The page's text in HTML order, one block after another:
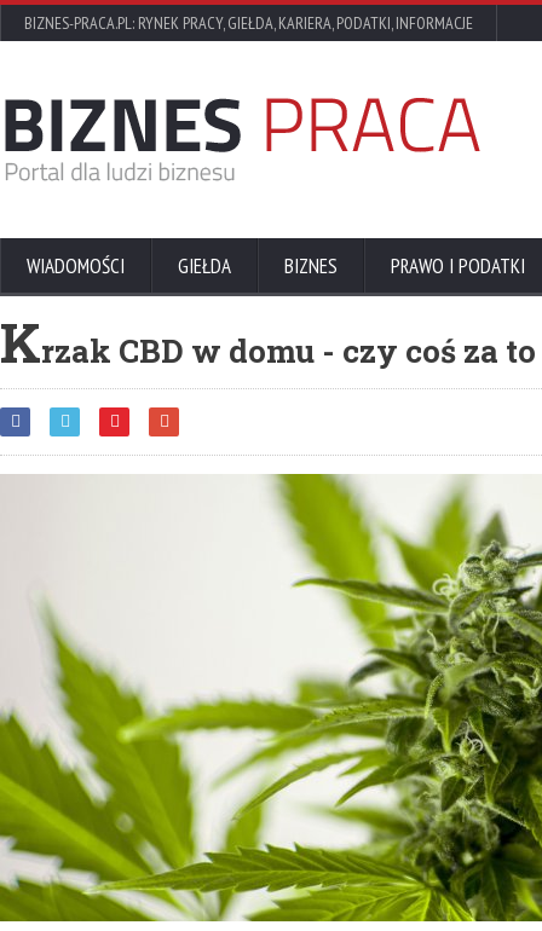
BIZNES-PRACA.PL: RYNEK PRACY, GIEŁDA, KARIERA, PODATKI, INFORMACJE
WIADOMOŚCI GIEŁDA BIZNES PRAWO I PODATKI
Krzak CBD w domu - czy coś za